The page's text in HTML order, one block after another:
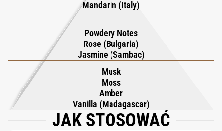
wrażenie. W sercu jaśmin wielkolistny i róża bułgarska
rozkwitają w pudrowym, delikatnym uścisku, dodając głębi i
pełnej wdzięku kobiecości. Baza przechodzi w gładką ścieżkę
madagaskarskiej wanilii, piżma, bursztynu i miękkiego mchu,
pozostawiając zmysłową, pocieszającą sygnaturę, która sprawia
wrażenie zarówno luksusowej, jak i niezapomnianej.
Mandarin (Italy)
Powdery Notes
Rose (Bulgaria)
Jasmine (Sambac)
Musk
Moss
Amber
Vanilla (Madagascar)
JAK STOSOWAĆ